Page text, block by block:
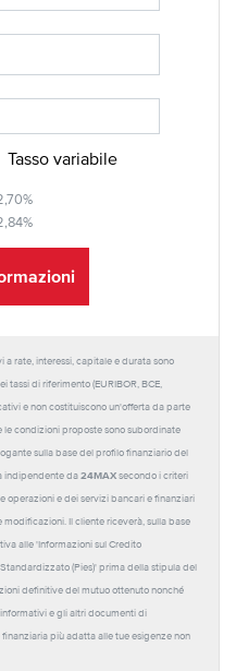
Tasso variabile
rate, interessi, capitale e durata sono
tassi di riferimento (EURIBOR, BCE,
e non costituiscono un'offerta da parte
le condizioni proposte sono subordinate
sulla base del profilo finanziario del
indipendente da 24MAX secondo i criteri
operazioni e dei servizi bancari e finanziari
Il cliente riceverà, sulla base
alle 'Informazioni sul Credito
(Pies)' prima della stipula del
definitive del mutuo ottenuto nonché
e gli altri documenti di
più adatta alle tue esigenze non